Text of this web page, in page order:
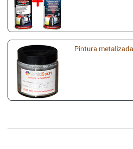
Pintura